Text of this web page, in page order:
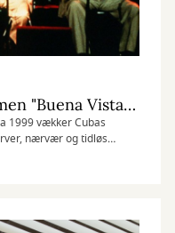
Biblioteket anbefaler: Filmen "Buena Vista Social Club"
1999 vækker Cubas
nærvær og tidløs